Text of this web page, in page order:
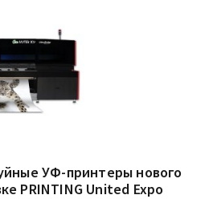
УФ-принтеры нового
PRINTING United Expo